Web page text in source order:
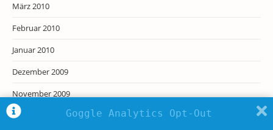
März 2010
Februar 2010
Januar 2010
Dezember 2009
November 2009
Oktober 2009
Goggle Analytics Opt-Out